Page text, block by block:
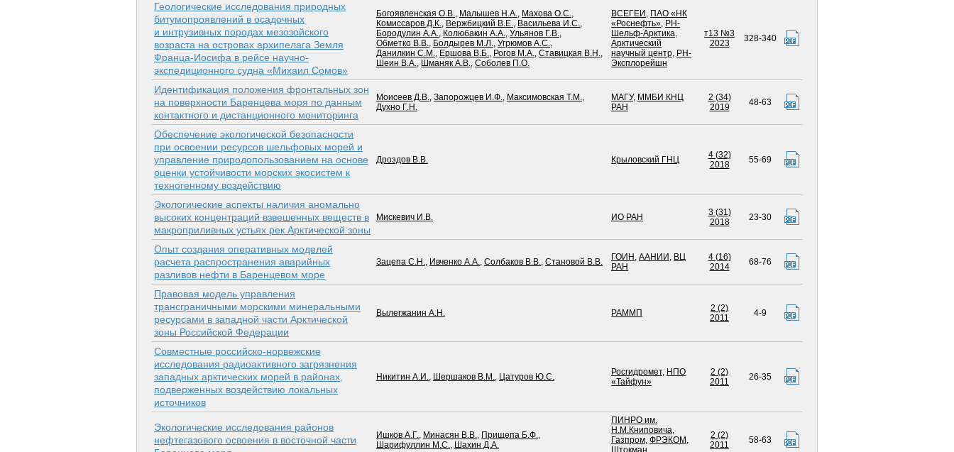
Геологические исследования природных
битумопроявлений в осадочных
и интрузивных породах мезозойского
возраста на островах архипелага Земля
Франца-Иосифа в рейсе научно-
экспедиционного судна «Михаил Сомов»
Богоявленская О.В., Малышев Н.А., Махова О.С.,
Комиссаров Д.К., Вержбицкий В.Е., Васильева И.С.,
Бородулин А.А., Колюбакин А.А., Ульянов Г.В.,
Обметко В.В., Болдырев М.Л., Угрюмов А.С.,
Данилкин С.М., Ершова В.Б., Рогов М.А., Ставицкая В.Н.,
Шеин В.А., Шманяк А.В., Соболев П.О.
ВСЕГЕИ , ПАО «НК
«Роснефть», РН-
Шельф-Арктика,
Арктический
научный центр, РН-
Эксплорейшн
т13 №3
2023
328-340
Идентификация положения фронтальных зон
на поверхности Баренцева моря по данным
контактного и дистанционного мониторинга
Моисеев Д.В., Запорожцев И.Ф., Максимовская Т.М.,
Духно Г.Н.
МАГУ, ММБИ КНЦ
РАН
2 (34)
2019
48-63
Обеспечение экологической безопасности
при освоении ресурсов шельфовых морей и
управление природопользованием на основе
оценки устойчивости морских экосистем к
техногенному воздействию
Дроздов В.В. Крыловский ГНЦ
4 (32)
2018
55-69
Экологические аспекты наличия аномально
высоких концентраций взвешенных веществ в
макроприливных устьях рек Арктической зоны
Мискевич И.В. ИО РАН
3 (31)
2018
23-30
Опыт создания оперативных моделей
расчета распространения аварийных
разливов нефти в Баренцевом море
Зацепа С.Н., Ивченко А.А., Солбаков В.В., Становой В.В. ГОИН , ААНИИ , ВЦ
РАН
4 (16)
2014
68-76
Правовая модель управления
трансграничными морскими минеральными
ресурсами в западной части Арктической
зоны Российской Федерации
Вылегжанин А.Н. РАММП
2 (2)
2011
4-9
Совместные российско-норвежские
исследования радиоактивного загрязнения
западных арктических морей в районах,
подверженных воздействию локальных
источников
Никитин А.И., Шершаков В.М., Цатуров Ю.С. Росгидромет, НПО
«Тайфун»
2 (2)
2011
26-35
Экологические исследования районов
нефтегазового освоения в восточной части
Ишков А.Г., Минасян В.В., Прищепа Б.Ф.,
Шарифуллин М.С., Шахин Д.А.
ПИНРО им.
Н.М.Книповича,
Газпром, ФРЭКОМ ,
2 (2)
2011
58-63